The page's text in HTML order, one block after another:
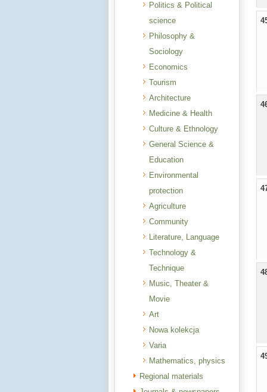
Politics & Political
science
Philosophy &
Sociology
Economics
Tourism
Architecture
Medicine & Health
Culture & Ethnology
General Science &
Education
Environmental
protection
Agriculture
Community
Literature, Language
Technology &
Technique
Music, Theater &
Movie
Art
Nowa kolekcja
Varia
Mathematics, physics
Regional materials